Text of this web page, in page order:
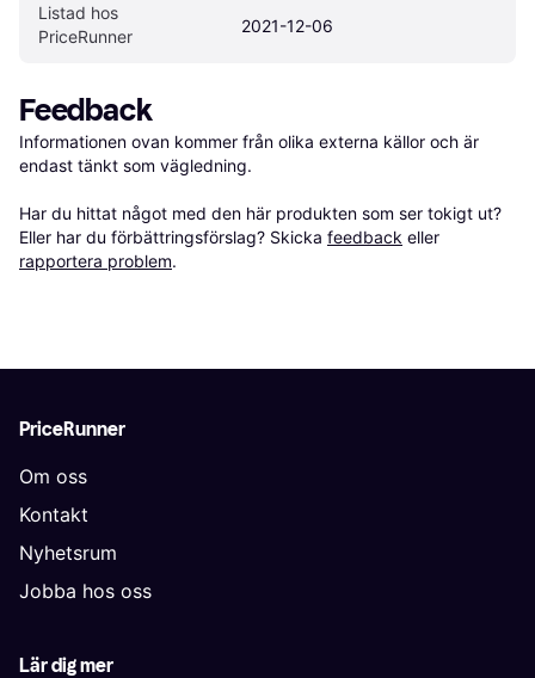
Listad hos
PriceRunner
2021-12-06
Feedback
Informationen ovan kommer från olika externa källor och är
endast tänkt som vägledning.
Har du hittat något med den här produkten som ser tokigt ut?
Eller har du förbättringsförslag? Skicka feedback eller
rapportera problem.
PriceRunner
Om oss
Kontakt
Nyhetsrum
Jobba hos oss
Lär dig mer